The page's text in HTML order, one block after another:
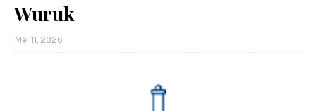
Wuruk
Mei 11, 2026